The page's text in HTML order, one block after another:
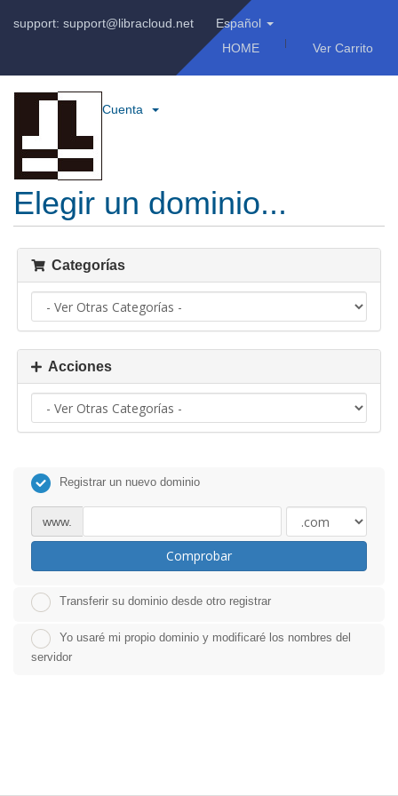
support: support@libracloud.net
Español
HOME
Ver Carrito
Cuenta
Elegir un dominio...
Categorías
Acciones
Registrar un nuevo dominio
www.
Comprobar
Transferir su dominio desde otro registrar
Yo usaré mi propio dominio y modificaré los nombres del
servidor